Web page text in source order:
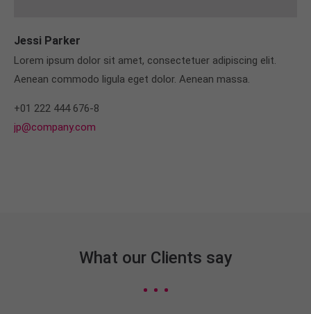
Jessi Parker
Lorem ipsum dolor sit amet, consectetuer adipiscing elit.
Aenean commodo ligula eget dolor. Aenean massa.
+01 222 444 676-8
jp@company.com
What our Clients say